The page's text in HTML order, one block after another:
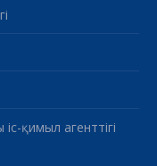
қимыл агенттігі